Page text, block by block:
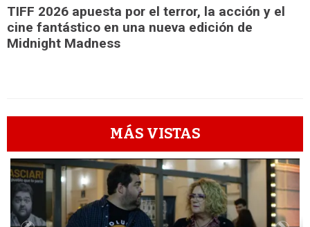
TIFF 2026 apuesta por el terror, la acción y el
cine fantástico en una nueva edición de
Midnight Madness
MÁS VISTAS
1